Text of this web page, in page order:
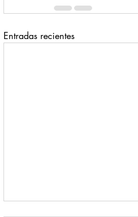
Entradas recientes